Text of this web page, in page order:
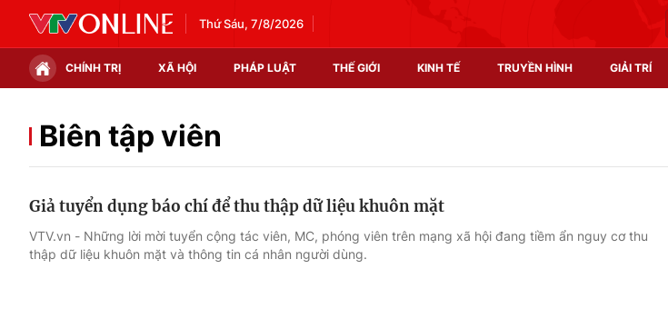
Thứ Sáu, 7/8/2026
CHÍNH TRỊ XÃ HỘI PHÁP LUẬT THẾ GIỚI KINH TẾ TRUYỀN HÌNH GIẢI TRÍ
Chính trị
Thế giới đó đây
Thị trường
Biên tập viên
Giả tuyển dụng báo chí để thu thập dữ liệu khuôn mặt
VTV.vn - Những lời mời tuyển cộng tác viên, MC, phóng viên trên mạng xã hội đang tiềm ẩn nguy cơ thu
thập dữ liệu khuôn mặt và thông tin cá nhân người dùng.